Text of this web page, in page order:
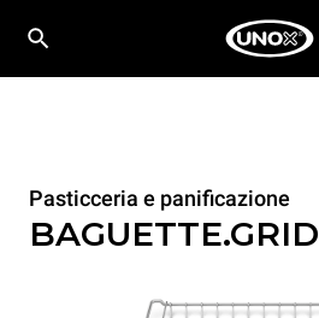
Pasticceria e panificazione
BAGUETTE.GRID